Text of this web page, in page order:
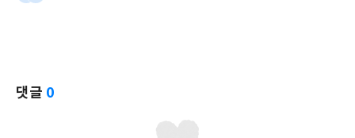
댓글 0